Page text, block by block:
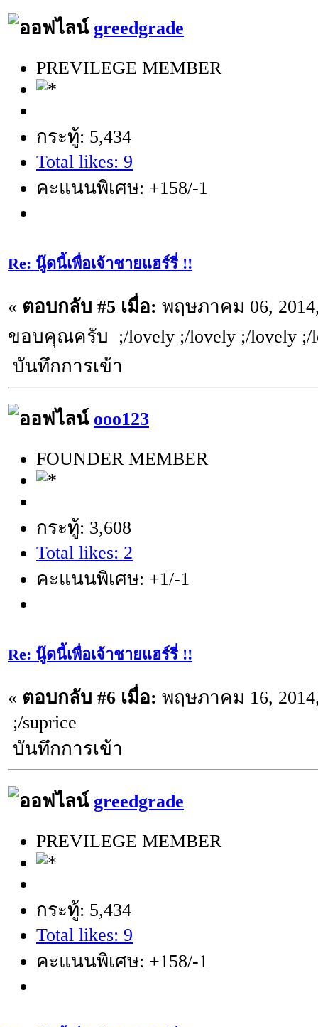
greedgrade
PREVILEGE MEMBER
กระทู้: 5,434
Total likes: 9
คะแนนพิเศษ: +158/-1
Re: นู๊ดนี้เพื่อเจ้าชายแฮร์รี่ !!
« ตอบกลับ #5 เมื่อ: พฤษภาคม 06,
ขอบคุณครับ ;/lovely ;/lovely ;/lovely ;/
บันทึกการเข้า
ooo123
FOUNDER MEMBER
กระทู้: 3,608
Total likes: 2
คะแนนพิเศษ: +1/-1
Re: นู๊ดนี้เพื่อเจ้าชายแฮร์รี่ !!
« ตอบกลับ #6 เมื่อ: พฤษภาคม 16,
;/suprice
บันทึกการเข้า
greedgrade
PREVILEGE MEMBER
กระทู้: 5,434
Total likes: 9
คะแนนพิเศษ: +158/-1